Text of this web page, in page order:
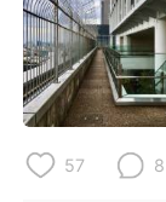
日本語
Русский
Indonesia
57 8